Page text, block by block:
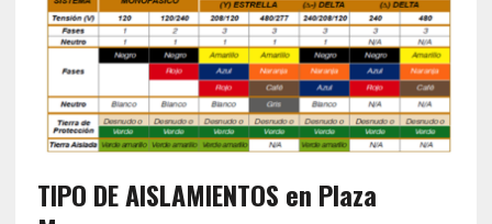
TIPO DE AISLAMIENTOS en Plaza